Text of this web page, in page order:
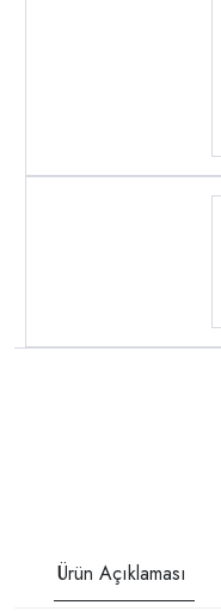
Ürün Açıklaması